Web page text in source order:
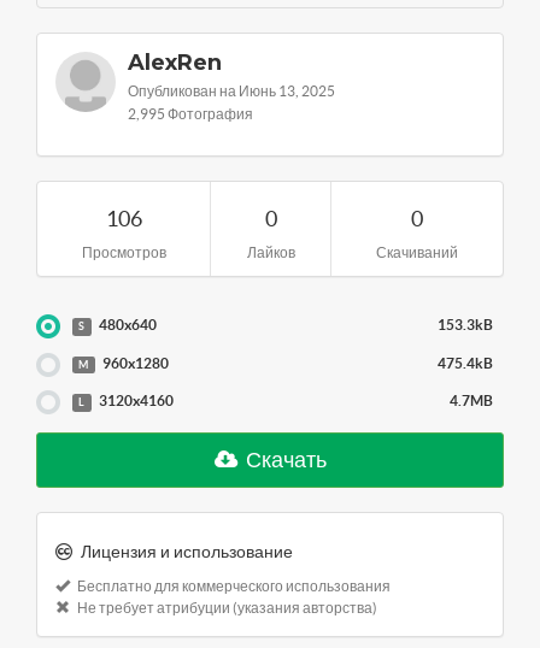
AlexRen
Опубликован на Июнь 13, 2025
2,995 Фотография
106
Просмотров
0
Лайков
0
Скачиваний
S 480x640 153.3kB
M 960x1280 475.4kB
L 3120x4160 4.7MB
Скачать
Лицензия и использование
Бесплатно для коммерческого использования
Не требует атрибуции (указания авторства)